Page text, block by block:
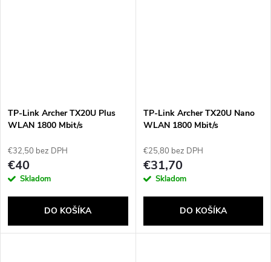
TP-Link Archer TX20U Plus
WLAN 1800 Mbit/s
€32,50 bez DPH
€40
Skladom
DO KOŠÍKA
TP-Link Archer TX20U Nano
WLAN 1800 Mbit/s
€25,80 bez DPH
€31,70
Skladom
DO KOŠÍKA